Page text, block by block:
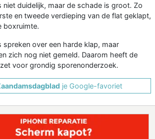
niet duidelijk, maar de schade is groot. Zo
en tweede verdieping van de flat geklapt,
boxruimte.
spreken over een harde klap, maar
zich nog niet gemeld. Daarom heeft de
voor grondig sporenonderzoek.
je Google-favoriet